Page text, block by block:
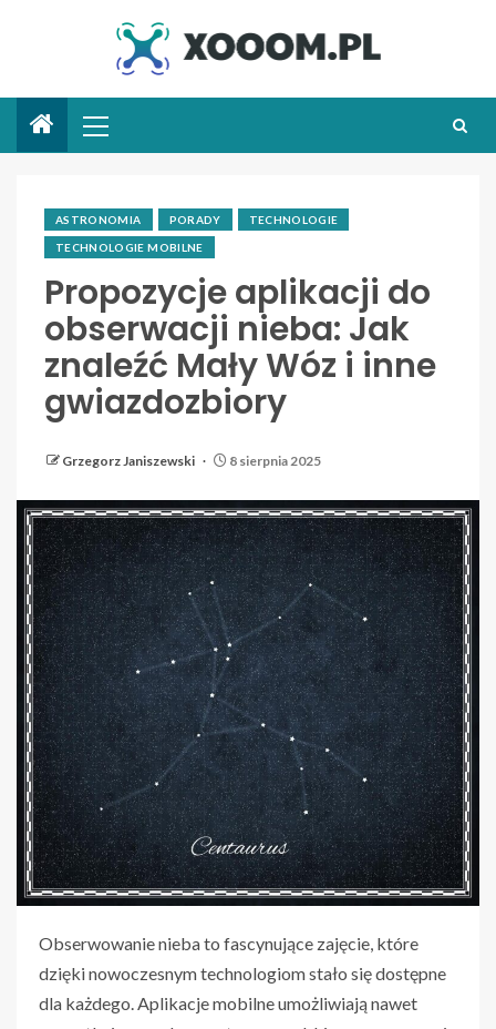
ASTRONOMIA PORADY TECHNOLOGIE
TECHNOLOGIE MOBILNE
Propozycje aplikacji do
obserwacji nieba: Jak
znaleźć Mały Wóz i inne
gwiazdozbiory
Grzegorz Janiszewski 8 sierpnia 2025
Obserwowanie nieba to fascynujące zajęcie, które
dzięki nowoczesnym technologiom stało się dostępne
dla każdego. Aplikacje mobilne umożliwiają nawet